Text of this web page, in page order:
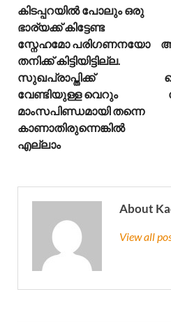
കിടപ്പറയിൽ പോലും ഒരു
ഭാര്യക്ക് കിട്ടേണ്ട
സ്നേഹമോ പരിഗണനയോ
തനിക്ക് കിട്ടിയിട്ടില്ല.
സുഖപ്രാപ്തിക്ക്
വേണ്ടിയുള്ള വെറും
മാംസപിണ്ഡമായി തന്നെ
കാണാതിരുന്നെങ്കിൽ
എല്ലാം
About
View all